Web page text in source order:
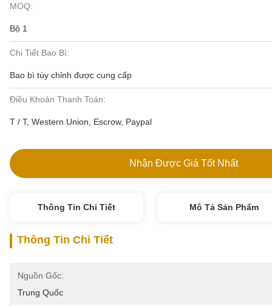
MOQ:
Bộ 1
Chi Tiết Bao Bì:
Bao bì tùy chỉnh được cung cấp
Điều Khoản Thanh Toán:
T / T, Western Union, Escrow, Paypal
Nhận Được Giá Tốt Nhất
Thông Tin Chi Tiết Mô Tả Sản Phẩm
Thông Tin Chi Tiết
Nguồn Gốc:
Trung Quốc